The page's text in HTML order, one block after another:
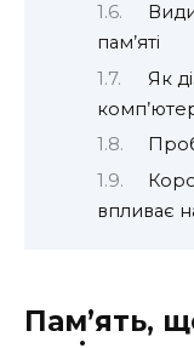
пам’яті
Як
впливає
Пам’ять,